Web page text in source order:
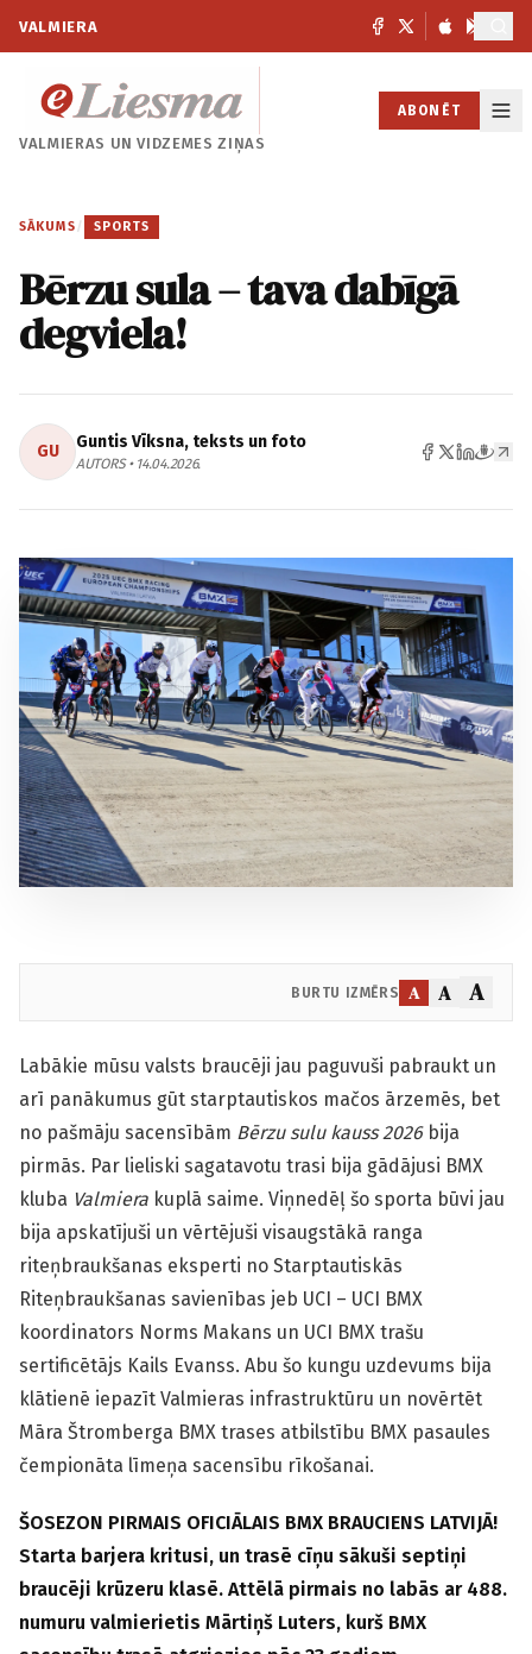
VALMIERA
VALMIERAS UNVIDZEMES ZIŅAS
ABONĒT
SĀKUMS / SPORTS
Bērzu sula – tava dabīgā
degviela!
GU Guntis Vīksna, teksts un foto
AUTORS • 14.04.2026.
BURTU IZMĒRS A A A
Labākie mūsu valsts braucēji jau paguvuši pabraukt un
arī panākumus gūt starptautiskos mačos ārzemēs, bet
no pašmāju sacensībām Bērzu sulu kauss 2026 bija
pirmās. Par lieliski sagatavotu trasi bija gādājusi BMX
kluba Valmiera kuplā saime. Viņnedēļ šo sporta būvi jau
bija apskatījuši un vērtējuši visaugstākā ranga
riteņbraukšanas eksperti no Starptautiskās
Riteņbraukšanas savienības jeb UCI – UCI BMX
koordinators Norms Makans un UCI BMX trašu
sertificētājs Kails Evanss. Abu šo kungu uzdevums bija
klātienē iepazīt Valmieras infrastruktūru un novērtēt
Māra Štromberga BMX trases atbilstību BMX pasaules
čempionāta līmeņa sacensību rīkošanai.
ŠOSEZON PIRMAIS OFICIĀLAIS BMX BRAUCIENS LATVIJĀ!
Starta barjera kritusi, un trasē cīņu sākuši septiņi
braucēji krūzeru klasē. Attēlā pirmais no labās ar 488.
numuru valmierietis Mārtiņš Luters, kurš BMX